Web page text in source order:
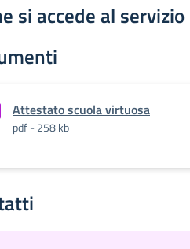
si accede al servizio
Attestato scuola virtuosa
pdf - 258 kb